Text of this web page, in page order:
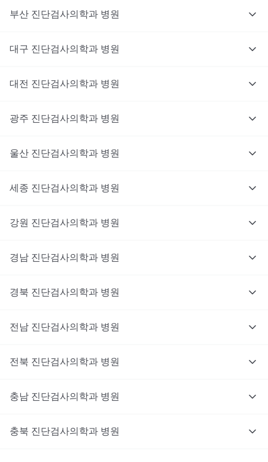
부산 진단검사의학과 병원
대구 진단검사의학과 병원
대전 진단검사의학과 병원
광주 진단검사의학과 병원
울산 진단검사의학과 병원
세종 진단검사의학과 병원
강원 진단검사의학과 병원
경남 진단검사의학과 병원
경북 진단검사의학과 병원
전남 진단검사의학과 병원
전북 진단검사의학과 병원
충남 진단검사의학과 병원
충북 진단검사의학과 병원
대기없이 진료를 받고 싶으신가요?